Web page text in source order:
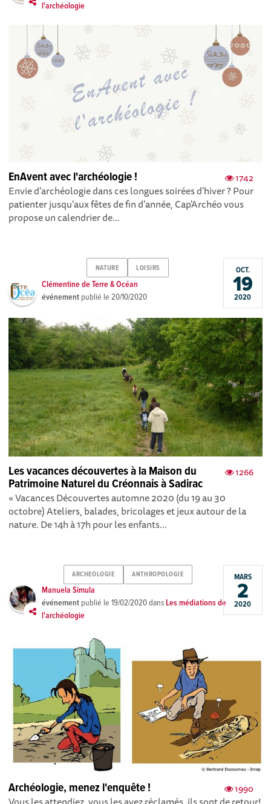
l'archéologie
1742
EnAvent avec l'archéologie !
Envie d'archéologie dans ces longues soirées d'hiver ? Pour
patienter jusqu'aux fêtes de fin d'année, Cap'Archéo vous
propose un calendrier de...
NATURE LOISIRS
Clémentine de Terre & Océan
événement publié le20/10/2020
OCT.
19
2020
1266
Les vacances découvertes à la Maison du
Patrimoine Naturel du Créonnais à Sadirac
« Vacances Découvertes automne 2020 (du 19 au 30
octobre) Ateliers, balades, bricolages et jeux autour de la
nature. De 14h à 17h pour les enfants...
ARCHEOLOGIE ANTHROPOLOGIE
Manuela Simula
événement publié le19/02/2020dansLes médiations de
l'archéologie
MARS
2
2020
1990
Archéologie, menez l'enquête !